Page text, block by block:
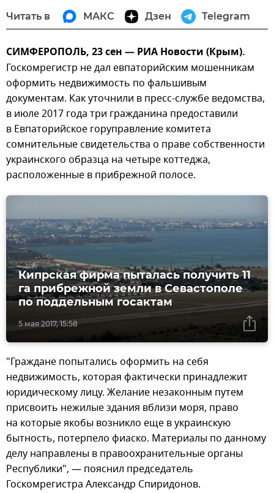
Читать в МАКС Дзен Telegram
СИМФЕРОПОЛЬ, 23 сен — РИА Новости (Крым).
Госкомрегистр не дал евпаторийским мошенникам
оформить недвижимость по фальшивым
документам. Как уточнили в пресс-службе ведомства,
в июле 2017 года три гражданина предоставили
в Евпаторийское горуправление комитета
сомнительные свидетельства о праве собственности
украинского образца на четыре коттеджа,
расположенные в прибрежной полосе.
5 мая 2017, 15:58
Кипрская фирма пыталась получить 11
га прибрежной земли в Севастополе
по поддельным госактам
"Граждане попытались оформить на себя
недвижимость, которая фактически принадлежит
юридическому лицу. Желание незаконным путем
присвоить нежилые здания вблизи моря, право
на которые якобы возникло еще в украинскую
бытность, потерпело фиаско. Материалы по данному
делу направлены в правоохранительные органы
Республики", — пояснил председатель
Госкомрегистра Александр Спиридонов.